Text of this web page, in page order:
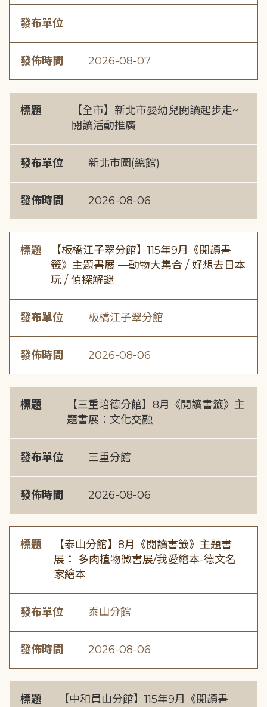
發布單位
發佈時間 2026-08-07
標題
【全市】新北市嬰幼兒閱讀起步走~
閱讀活動推廣
發布單位 新北市圖(總館)
發佈時間 2026-08-06
標題
【板橋江子翠分館】115年9月《閱讀書
籤》主題書展 —動物大集合 / 好想去日本
玩 / 偵探解謎
發布單位 板橋江子翠分館
發佈時間 2026-08-06
標題
【三重培德分館】8月《閱讀書籤》主
題書展：文化交融
發布單位 三重分館
發佈時間 2026-08-06
標題
【泰山分館】8月《閱讀書籤》主題書
展： 多肉植物微書展/我愛繪本-德文名
家繪本
發布單位 泰山分館
發佈時間 2026-08-06
標題
【中和員山分館】115年9月《閱讀書